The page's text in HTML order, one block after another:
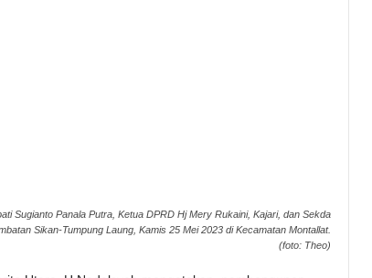
Sugianto Panala Putra, Ketua DPRD Hj Mery Rukaini, Kajari, dan Sekda
Sikan-Tumpung Laung, Kamis 25 Mei 2023 di Kecamatan Montallat.
(foto: Theo)